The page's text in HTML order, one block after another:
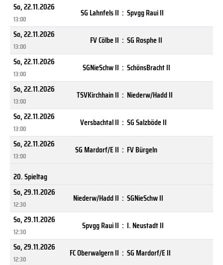
So, 22.11.2026
13:00
SG Lahnfels II : Spvgg Raui II
So, 22.11.2026
13:00
FV Cölbe II : SG Rosphe II
So, 22.11.2026
13:00
SGNieSchw II : SchönsBracht II
So, 22.11.2026
13:00
TSVKirchhain II : Niederw/Hadd II
So, 22.11.2026
13:00
Versbachtal II : SG Salzböde II
So, 22.11.2026
13:00
SG Mardorf/E II : FV Bürgeln
20. Spieltag
So, 29.11.2026
12:30
Niederw/Hadd II : SGNieSchw II
So, 29.11.2026
12:30
Spvgg Raui II : I. Neustadt II
So, 29.11.2026
12:30
FC Oberwalgern II : SG Mardorf/E II